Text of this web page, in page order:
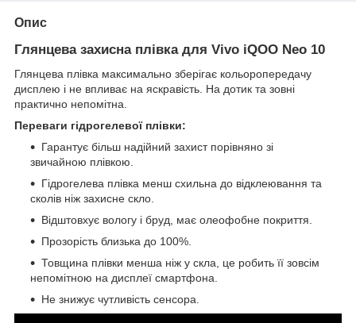
Опис
Глянцева захисна плівка для Vivo iQOO Neo 10
Глянцева плівка максимально зберігає кольоропередачу
дисплею і не впливає на яскравість. На дотик та зовні
практично непомітна.
Переваги гідрогелевої плівки:
Гарантує більш надійний захист порівняно зі
звичайною плівкою.
Гідрогелева плівка менш схильна до відклеювання та
сколів ніж захисне скло.
Відштовхує вологу і бруд, має олеофобне покриття.
Прозорість близька до 100%.
Товщина плівки менша ніж у скла, це робить її зовсім
непомітною на дисплеї смартфона.
Не знижує чутливість сенсора.